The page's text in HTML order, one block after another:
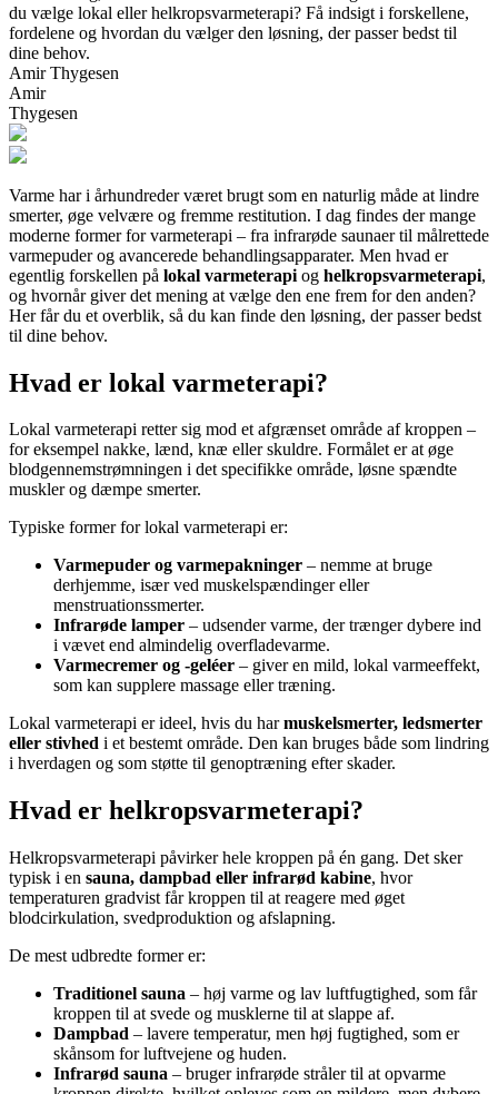
du vælge lokal eller helkropsvarmeterapi? Få indsigt i forskellene,
fordelene og hvordan du vælger den løsning, der passer bedst til
dine behov.
Amir Thygesen
Amir
Thygesen
Varme har i århundreder været brugt som en naturlig måde at lindre
smerter, øge velvære og fremme restitution. I dag findes der mange
moderne former for varmeterapi – fra infrarøde saunaer til målrettede
varmepuder og avancerede behandlingsapparater. Men hvad er
egentlig forskellen på lokal varmeterapi og helkropsvarmeterapi,
og hvornår giver det mening at vælge den ene frem for den anden?
Her får du et overblik, så du kan finde den løsning, der passer bedst
til dine behov.
Hvad er lokal varmeterapi?
Lokal varmeterapi retter sig mod et afgrænset område af kroppen –
for eksempel nakke, lænd, knæ eller skuldre. Formålet er at øge
blodgennemstrømningen i det specifikke område, løsne spændte
muskler og dæmpe smerter.
Typiske former for lokal varmeterapi er:
Varmepuder og varmepakninger – nemme at bruge
derhjemme, især ved muskelspændinger eller
menstruationssmerter.
Infrarøde lamper – udsender varme, der trænger dybere ind
i vævet end almindelig overfladevarme.
Varmecremer og -geléer – giver en mild, lokal varmeeffekt,
som kan supplere massage eller træning.
Lokal varmeterapi er ideel, hvis du harmuskelsmerter, ledsmerter
eller stivhed i et bestemt område. Den kan bruges både som lindring
i hverdagen og som støtte til genoptræning efter skader.
Hvad er helkropsvarmeterapi?
Helkropsvarmeterapi påvirker hele kroppen på én gang. Det sker
typisk i en sauna, dampbad eller infrarød kabine, hvor
temperaturen gradvist får kroppen til at reagere med øget
blodcirkulation, svedproduktion og afslapning.
De mest udbredte former er:
Traditionel sauna – høj varme og lav luftfugtighed, som får
kroppen til at svede og musklerne til at slappe af.
Dampbad – lavere temperatur, men høj fugtighed, som er
skånsom for luftvejene og huden.
Infrarød sauna – bruger infrarøde stråler til at opvarme